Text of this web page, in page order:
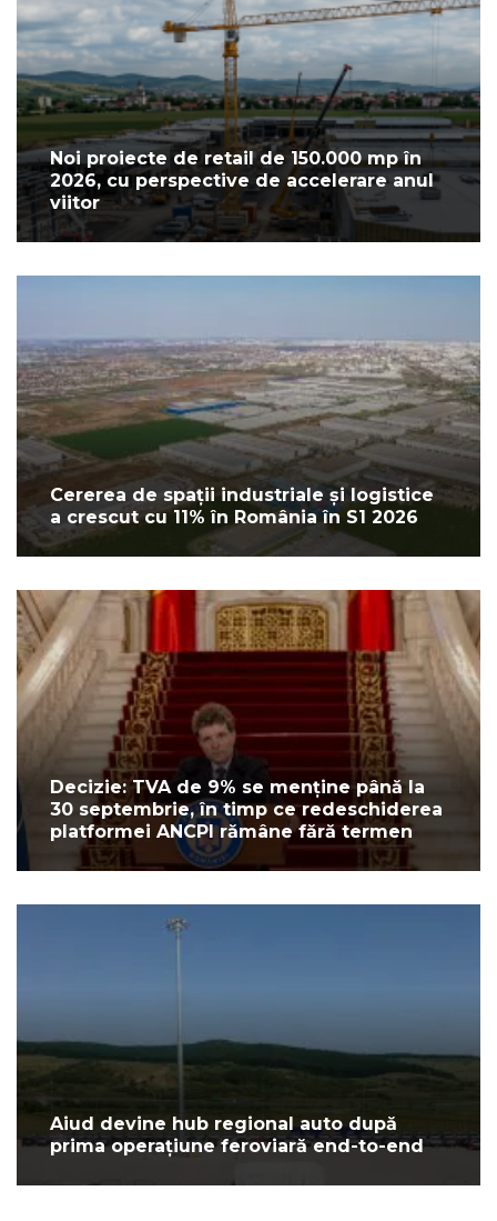
Noi proiecte de retail de 150.000 mp în
2026, cu perspective de accelerare anul
viitor
Cererea de spații industriale și logistice
a crescut cu 11% în România în S1 2026
Decizie: TVA de 9% se menține până la
30 septembrie, în timp ce redeschiderea
platformei ANCPI rămâne fără termen
Aiud devine hub regional auto după
prima operațiune feroviară end-to-end